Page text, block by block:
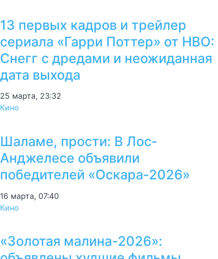
13 первых кадров и трейлер
сериала «Гарри Поттер» от HBO:
Снегг с дредами и неожиданная
дата выхода
25 марта, 23:32
Кино
Шаламе, прости: В Лос-
Анджелесе объявили
победителей «Оскара-2026»
16 марта, 07:40
Кино
«Золотая малина-2026»: